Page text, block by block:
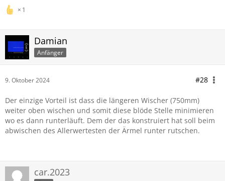
1
Damian
Anfänger
9. Oktober 2024 #28
Der einzige Vorteil ist dass die längeren Wischer (750mm)
weiter oben wischen und somit diese blöde Stelle minimieren
wo es dann runterläuft. Dem der das konstruiert hat soll beim
abwischen des Allerwertesten der Ärmel runter rutschen.
car.2023